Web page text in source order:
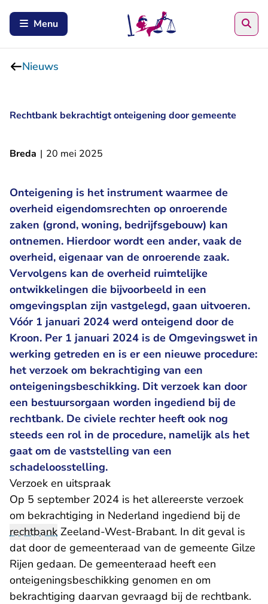
Menu
Nieuws
Rechtbank bekrachtigt onteigening door gemeente
Breda | 20 mei 2025
Onteigening is het instrument waarmee de
overheid eigendomsrechten op onroerende
zaken (grond, woning, bedrijfsgebouw) kan
ontnemen. Hierdoor wordt een ander, vaak de
overheid, eigenaar van de onroerende zaak.
Vervolgens kan de overheid ruimtelijke
ontwikkelingen die bijvoorbeeld in een
omgevingsplan zijn vastgelegd, gaan uitvoeren.
Vóór 1 januari 2024 werd onteigend door de
Kroon. Per 1 januari 2024 is de Omgevingswet in
werking getreden en is er een nieuwe procedure:
het verzoek om bekrachtiging van een
onteigeningsbeschikking. Dit verzoek kan door
een bestuursorgaan worden ingediend bij de
rechtbank. De civiele rechter heeft ook nog
steeds een rol in de procedure, namelijk als het
gaat om de vaststelling van een
schadeloosstelling.
Verzoek en uitspraak
Op 5 september 2024 is het allereerste verzoek
om bekrachtiging in Nederland ingediend bij de
rechtbank Zeeland-West-Brabant. In dit geval is
dat door de gemeenteraad van de gemeente Gilze
Rijen gedaan. De gemeenteraad heeft een
onteigeningsbeschikking genomen en om
bekrachtiging daarvan gevraagd bij de rechtbank.